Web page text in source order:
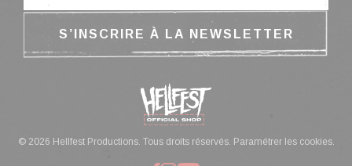
© 2026 Hellfest Productions. Tous droits réservés. Paramétrer les cookies.